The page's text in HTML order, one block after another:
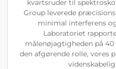
kvartsruder til
Group leverede
minimal interferens
Laboratoriet
målenøjagtigheden på
den afgørende rolle, vores